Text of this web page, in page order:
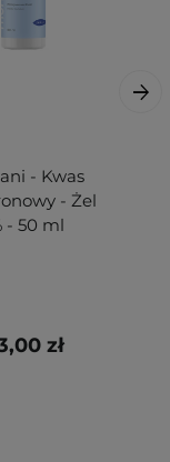
- Kwas
- Żel
- 50 ml
zł